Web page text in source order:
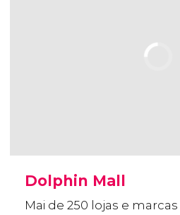
Dolphin Mall
Mai de 250 lojas e